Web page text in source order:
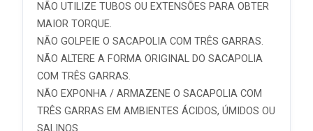
NÃO UTILIZE TUBOS OU EXTENSÕES PARA OBTER
MAIOR TORQUE.
NÃO GOLPEIE O SACAPOLIA COM TRÊS GARRAS.
NÃO ALTERE A FORMA ORIGINAL DO SACAPOLIA
COM TRÊS GARRAS.
NÃO EXPONHA / ARMAZENE O SACAPOLIA COM
TRÊS GARRAS EM AMBIENTES ÁCIDOS, ÚMIDOS OU
SALINOS.